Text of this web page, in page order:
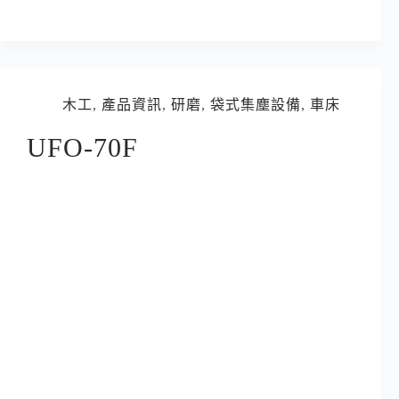
木工, 產品資訊, 研磨, 袋式集塵設備, 車床
UFO-70F